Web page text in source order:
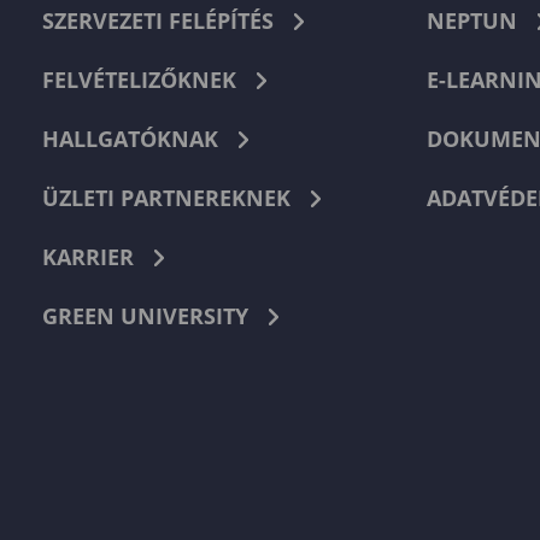
SZERVEZETI FELÉPÍTÉS
FELVÉTELIZŐKNEK
HALLGATÓKNAK
ÜZLETI PARTNEREKNEK
KARRIER
GREEN UNIVERSITY
NEPTUN
E-